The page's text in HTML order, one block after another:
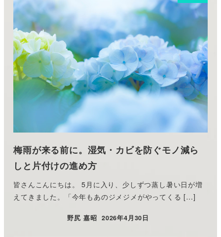
梅雨が来る前に。湿気・カビを防ぐモノ減ら
しと片付けの進め方
皆さんこんにちは。 5月に入り、少しずつ蒸し暑い日が増
えてきました。「今年もあのジメジメがやってくる […]
野尻 嘉昭
投稿日
2026年4月30日